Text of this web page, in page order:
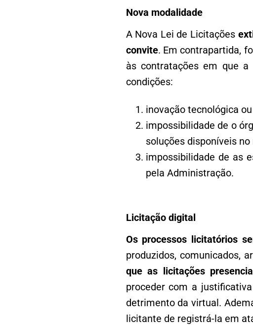
Nova modalidade
A Nova Lei de Licitações
convite. Em contrapartida,
às contratações em que
condições:
inovação tecnológica
impossibilidade de o
soluções disponíveis no
impossibilidade de as
pela Administração.
Licitação digital
Os processos licitatórios
produzidos, comunicados,
que as licitações
proceder com a
detrimento da virtual.
licitante de registrá-la em